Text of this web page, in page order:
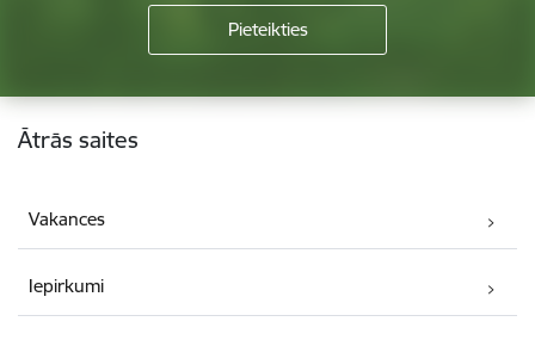
Kājene
Ātrās saites
Vakances
Iepirkumi